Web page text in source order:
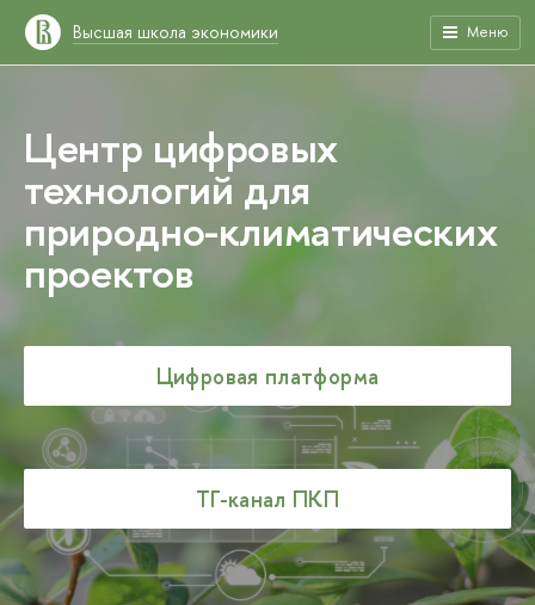
Высшая школа экономики Меню
Центр цифровых
технологий для
природно-климатических
проектов
Цифровая платформа
ТГ-канал ПКП